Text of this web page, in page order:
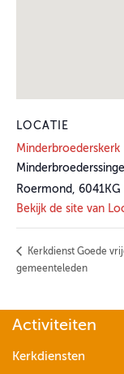
LOCATIE
Minderbroederskerk
Roermond , 6041KG
Bekijk de site van
Kerkdienst Goede
gemeenteleden
Activiteiten
Kerkdiensten